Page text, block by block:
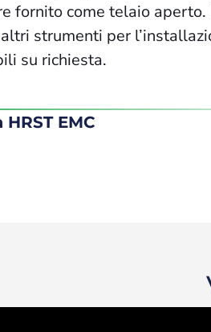
fornito come telaio
strumenti per
su richiesta.
EMC